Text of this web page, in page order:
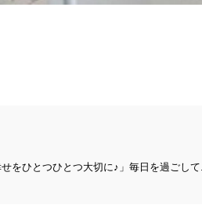
をひとつひとつ大切に♪」毎日を過ごし